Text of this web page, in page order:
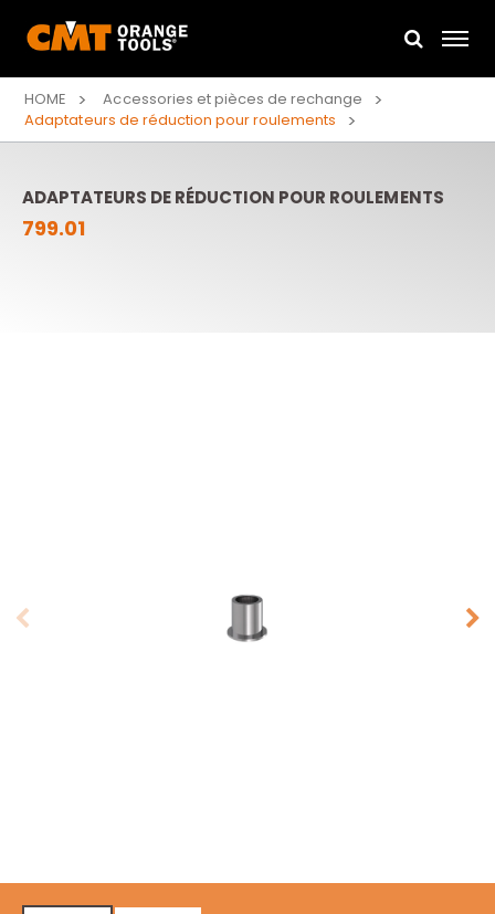
HOME
Accessories et pièces de rechange
Adaptateurs de réduction pour roulements
ADAPTATEURS DE RÉDUCTION POUR ROULEMENTS
799.01